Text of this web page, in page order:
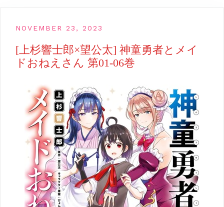
NOVEMBER 23, 2023
[上杉響士郎×望公太] 神童勇者とメイ
ドおねえさん 第01-06巻